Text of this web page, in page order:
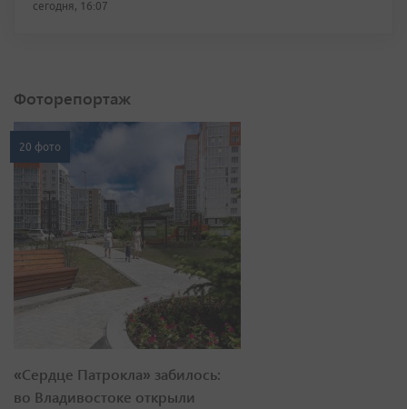
сегодня, 16:07
Фоторепортаж
20 фото
«Сердце Патрокла» забилось:
во Владивостоке открыли